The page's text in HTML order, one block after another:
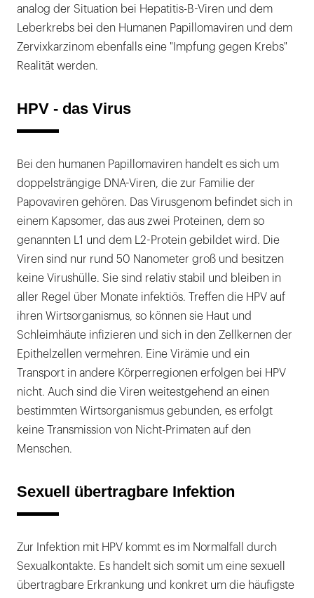
analog der Situation bei Hepatitis-B-Viren und dem
Leberkrebs bei den Humanen Papillomaviren und dem
Zervixkarzinom ebenfalls eine "Impfung gegen Krebs"
Realität werden.
HPV - das Virus
Bei den humanen Papillomaviren handelt es sich um
doppelsträngige DNA-Viren, die zur Familie der
Papovaviren gehören. Das Virusgenom befindet sich in
einem Kapsomer, das aus zwei Proteinen, dem so
genannten L1 und dem L2-Protein gebildet wird. Die
Viren sind nur rund 50 Nanometer groß und besitzen
keine Virushülle. Sie sind relativ stabil und bleiben in
aller Regel über Monate infektiös. Treffen die HPV auf
ihren Wirtsorganismus, so können sie Haut und
Schleimhäute infizieren und sich in den Zellkernen der
Epithelzellen vermehren. Eine Virämie und ein
Transport in andere Körperregionen erfolgen bei HPV
nicht. Auch sind die Viren weitestgehend an einen
bestimmten Wirtsorganismus gebunden, es erfolgt
keine Transmission von Nicht-Primaten auf den
Menschen.
Sexuell übertragbare Infektion
Zur Infektion mit HPV kommt es im Normalfall durch
Sexualkontakte. Es handelt sich somit um eine sexuell
übertragbare Erkrankung und konkret um die häufigste